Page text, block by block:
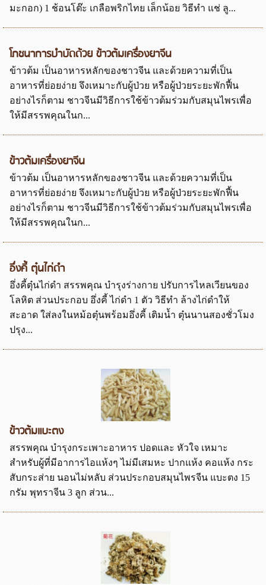
มะกอก) 1 ช้อนโต๊ะ เกลือพริกไทย เล็กน้อย วิธีทำ แช่ ลู...
โภชนาการบำบัดด้วย ข้าวต้มเครื่องยาจีน
ข้าวต้ม เป็นอาหารหลักของชาวจีน และด้วยความที่เป็น
อาหารที่ย่อยง่าย จึงเหมาะกับผู้ป่วย หรือผู้ป่วยระยะพักฟื้น
อย่างไรก็ตาม ชาวจีนมีวิธีการใช้ข้าวต้มร่วมกับสมุนไพรเพื่อ
ให้มีสรรพคุณในก...
ข้าวต้มเครื่องยาจีน
ข้าวต้ม เป็นอาหารหลักของชาวจีน และด้วยความที่เป็น
อาหารที่ย่อยง่าย จึงเหมาะกับผู้ป่วย หรือผู้ป่วยระยะพักฟื้น
อย่างไรก็ตาม ชาวจีนมีวิธีการใช้ข้าวต้มร่วมกับสมุนไพรเพื่อ
ให้มีสรรพคุณในก...
อึ่งคี้ ตุ๋นไก่ดำ
อึ่งคี้ตุ๋นไก่ดำ สรรพคุณ บำรุงร่างกาย ปรับการไหลเวียนของ
โลหิต ส่วนประกอบ อึ่งคี้ ไก่ดำ 1 ตัว วิธีทำ ล้างไก่ดำให้
สะอาด ใส่ลงในหม้อตุ๋นพร้อมอึ่งคี้ เติมน้ำ ตุ๋นนานสองชั่วโมง
ปรุง...
ข้าวต้มแบะตง
สรรพคุณ บำรุงกระเพาะอาหาร ปอดและ หัวใจ เหมาะ
สำหรับผู้ที่มีอาการไอแห้งๆ ไม่มีเสมหะ ปากแห้ง คอแห้ง กระ
สับกระส่าย นอนไม่หลับ ส่วนประกอบสมุนไพรจีน แบะตง 15
กรัม พุทราจีน 3 ลูก ส่วน...